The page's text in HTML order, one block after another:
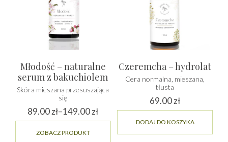
Młodość – naturalne
serum z bakuchiolem
Skóra mieszana przesuszająca
się
89.00zł–149.00zł
Zakres
cen:
ZOBACZ PRODUKT
produkt
Czeremcha – hydrolat
Cera normalna, mieszana,
tłusta
69.00zł
DODAJ DO KOSZYKA